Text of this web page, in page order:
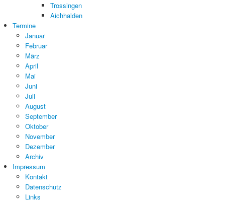
Trossingen
Aichhalden
Termine
Januar
Februar
März
April
Mai
Juni
Juli
August
September
Oktober
November
Dezember
Archiv
Impressum
Kontakt
Datenschutz
Links